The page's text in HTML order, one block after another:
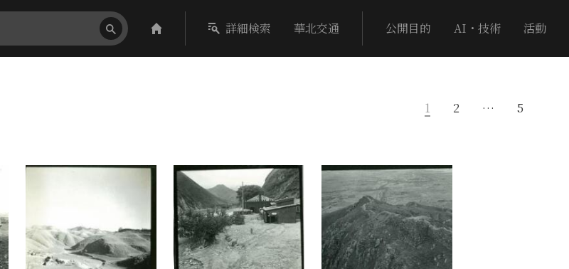
詳細検索 華北交通 公開目的 AI・技術 活動
1 2 … 5